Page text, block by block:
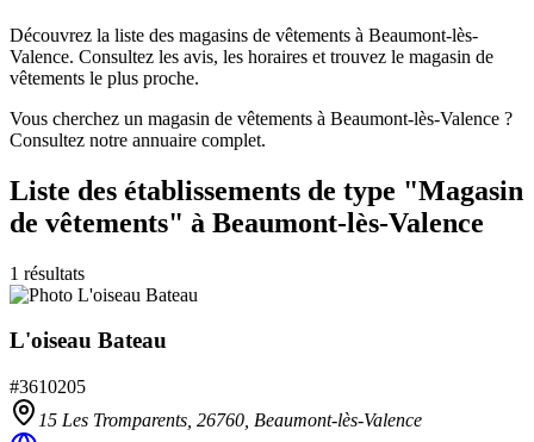
Découvrez la liste des magasins de vêtements à Beaumont-lès-
Valence. Consultez les avis, les horaires et trouvez le magasin de
vêtements le plus proche.
Vous cherchez un magasin de vêtements à Beaumont-lès-Valence ?
Consultez notre annuaire complet.
Liste des établissements de type "Magasin
de vêtements" à Beaumont-lès-Valence
1 résultats
L'oiseau Bateau
#3610205
15 Les Tromparents, 26760 Beaumont-lès-Valence